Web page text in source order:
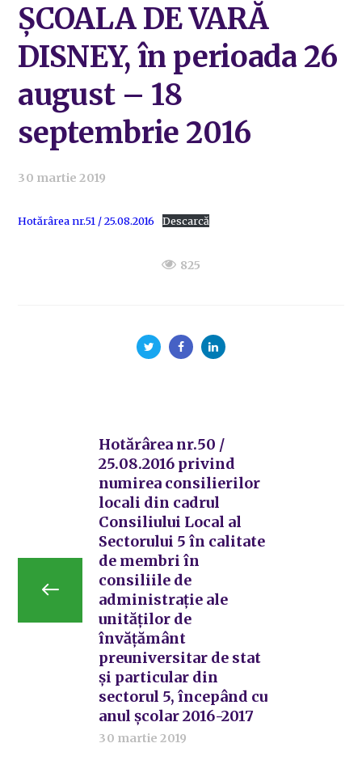
ŞCOALA DE VARĂ
DISNEY, în perioada 26
august – 18
septembrie 2016
30 martie 2019
Hotărârea nr.51 / 25.08.2016 Descarcă
825
Hotărârea nr.50 /
25.08.2016 privind
numirea consilierilor
locali din cadrul
Consiliului Local al
Sectorului 5 în calitate
de membri în
consiliile de
administraţie ale
unităţilor de
învăţământ
preuniversitar de stat
și particular din
sectorul 5, începând cu
anul şcolar 2016-2017
30 martie 2019